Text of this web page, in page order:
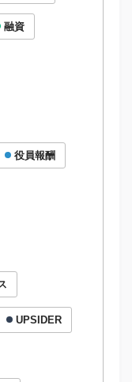
融資
役員報酬
UPSIDER